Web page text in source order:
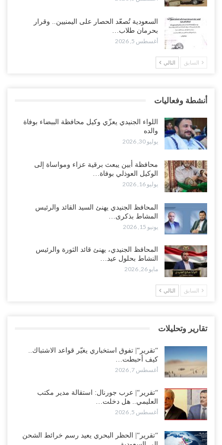
وسط معركة سعودية لإسقاط آخر معاقل الزبيدي.. القبائل تستنفر و”درع
الوطن” تبدأ الانتشار..!
أغسطس 5, 2026
خلافات الرواتب تشعل مواجهة داخل معسكر التحالف… والإصلاح يصعّد
تعميد الشهادات يشعل غضباً واسعاً..!
أغسطس 5, 2026
ملفات المال والنفط..!
أغسطس 5, 2026
النفط تلتف حول أفريقيا وسفن تعلن: “لا توجد شحنة…
أغسطس 4, 2026
مليون برميل يشعل غضب حضرموت..!
أغسطس 4, 2026
مدير مكتب العليمي يقدم استقالته.. والخلافات تعصف بالرئاسي وصراع
“تعز“| وسط إعادة رسم النفوذ السعودي.. الإصلاح يجدد اتهامه لطارق
بالتهريب وعينه على المحافظ..!
أغسطس 4, 2026
“شبوة“| مع تحشيدات عسكرية تنذر بجولة جديدة مع السعودية.. الإمارات
تعيد تحشيد قواتها في أهم سواحل اليمن على البحر…
أغسطس 4, 2026
أغسطس 4, 2026
السعودية تُصعّد الحصار على اليمنيين.. وقرار
بحرمان طلاب…
أغسطس 5, 2026
السابق التالي
أنشطة وفعاليات
اللواء الجنيدي يعزّي وكيل محافظة الببضاء بوفاة
والده
يوليو 30, 2026
محافظة أبين يبعث برقية عزاء ومواساة إلى
الوكيل العوذلي بوفاة…
يوليو 16, 2026
المحافظ الجنيدي يهنئ السيد القائد والرئيس
المشاط بذكرى…
يونيو 15, 2026
المحافظ الجنيدي، يهنئ قائد الثورة والرئيس
النشاط بحلول عيد…
مايو 26, 2026
السابق التالي
تقارير وتحليلات
“تقرير“| تفوق استخباري يغيّر قواعد الاشتباك..
كيف أحبطت…
أغسطس 7, 2026
“تقرير“| عرب جورنال: استقالة مدير مكتب
العليمي.. هل دخلت…
أغسطس 5, 2026
“تقرير“| الحظر البحري يعيد رسم خرائط الشحن